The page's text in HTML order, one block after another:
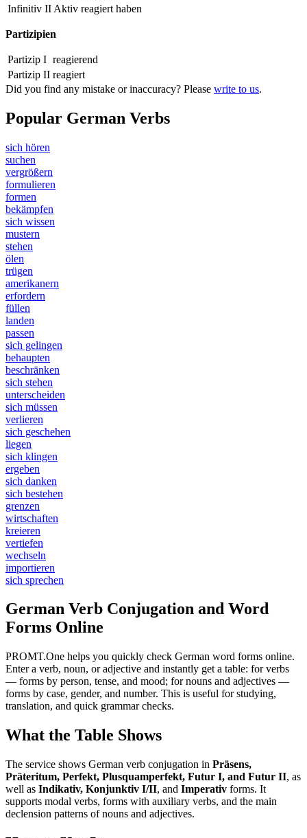
Infinitiv II Aktiv reagiert haben
Partizipien
Partizip I reagierend
Partizip II reagiert
Did you find any mistake or inaccuracy? Please write to us.
Popular German Verbs
sich hören
suchen
vergrößern
formulieren
formen
bekämpfen
sich wissen
mustern
stehen
ölen
trügen
amerikanern
erfordern
füllen
landen
passen
sich gelingen
behaupten
beschränken
sich stehen
unterscheiden
sich müssen
verlieren
sich geschehen
liegen
sich klingen
ergeben
sich danken
sich bestehen
grenzen
wirtschaften
kreieren
vertiefen
wechseln
importieren
sich sprechen
German Verb Conjugation and Word
Forms Online
PROMT.One helps you quickly check German word forms online.
Enter a verb, noun, or adjective and instantly get a table: for verbs
— forms by person, tense, and mood; for nouns and adjectives —
forms by case, gender, and number. This is useful for studying,
translation, and quick grammar checks.
What the Table Shows
The service shows German verb conjugation in Präsens,
Präteritum, Perfekt, Plusquamperfekt, Futur I, and Futur II, as
well as Indikativ, Konjunktiv I/II, and Imperativ forms. It
supports modal verbs, forms with auxiliary verbs, and the main
declension patterns of nouns and adjectives.